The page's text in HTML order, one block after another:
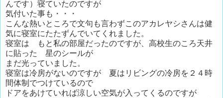
んです）寝ていたのですが
気付いた事も・・・
こんな熱いところで文句も言わずこのアカレヤシさんは健
気に寝室にたたずんでいてくれました。
寝室は もと私の部屋だったのですが、高校生のころ天井
に貼った 星のシールが
まだ光っていました。
寝室は冷房がないのですが 夏はリビングの冷房を２４時
間体制でつけているので
ドアをあけていれば涼しい空気が入ってくるのですが